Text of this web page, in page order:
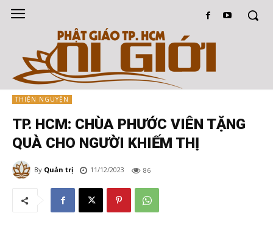
THIỆN NGUYỆN
TP. HCM: CHÙA PHƯỚC VIÊN TẶNG
QUÀ CHO NGƯỜI KHIẾM THỊ
By Quản trị 11/12/2023 86